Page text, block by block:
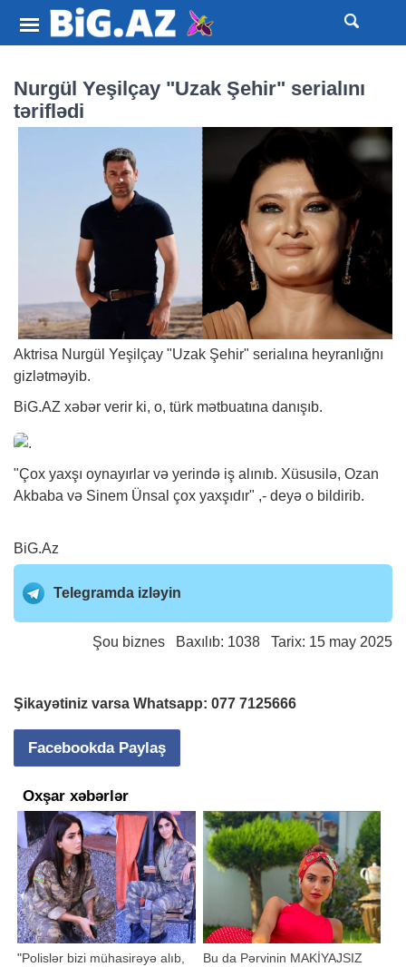
Nurgül Yeşilçay "Uzak Şehir" serialını
təriflədi
Aktrisa Nurgül Yeşilçay "Uzak Şehir" serialına heyranlığnı
gizlətməyib.
BiG.AZ xəbər verir ki, o, türk mətbuatına danışıb.
"Çox yaxşı oynayırlar və yerində iş alınıb. Xüsusilə, Ozan
Akbaba və Sinem Ünsal çox yaxşıdır" ,- deyə o bildirib.
BiG.Az
Telegramda izləyin
Şou biznes Baxılıb: 1038 Tarix: 15 may 2025
Şikayətiniz varsa Whatsapp: 077 7125666
Facebookda Paylaş
Oxşar xəbərlər
"Polislər bizi mühasirəyə alıb,
Bu da Pərvinin MAKİYAJSIZ